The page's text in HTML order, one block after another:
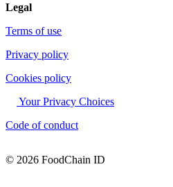
Legal
Terms of use
Privacy policy
Cookies policy
Your Privacy Choices
Code of conduct
© 2026 FoodChain ID